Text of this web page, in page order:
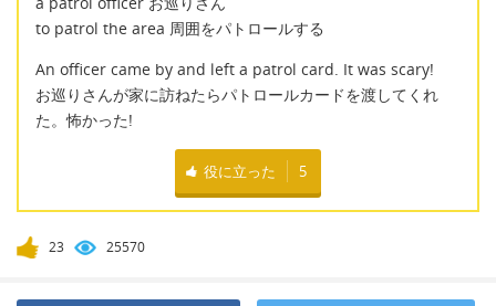
to patrol the area 周囲をパトロールする
An officer came by and left a patrol card. It was scary!
お巡りさんが家に訪ねたらパトロールカードを渡してくれ
た。怖かった!
役に立った 5
23 25570